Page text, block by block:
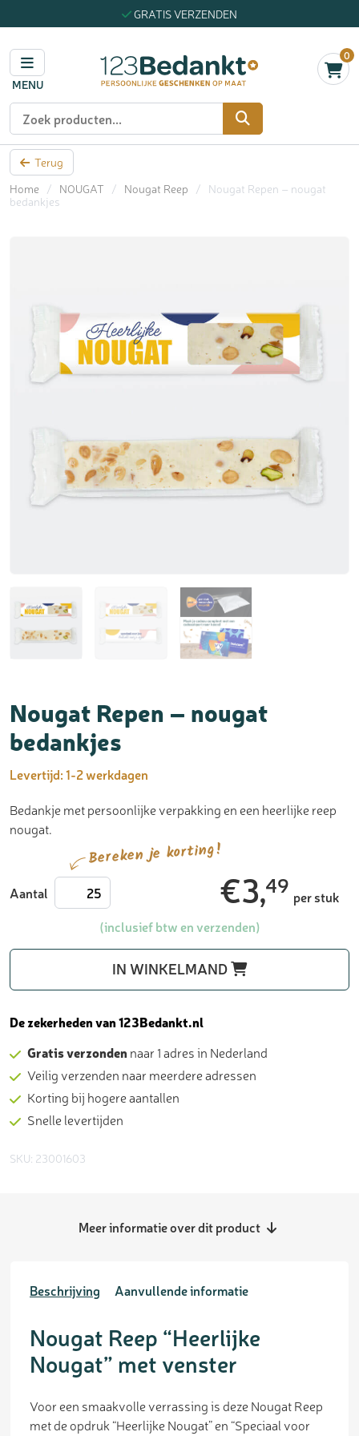
GRATIS VERZENDEN
MENU
0
Zoeken
Terug
Home
/ NOUGAT / Nougat Reep /
Nougat Repen – nougat
bedankjes
Nougat Repen – nougat
bedankjes
Levertijd:1-2 werkdagen
Bedankje met persoonlijke verpakking en een heerlijke reep
nougat.
Bereken je korting!
Aantal Nougat
Repen
€3,49 per stuk
(inclusief btw en verzenden)
IN WINKELMAND
De zekerheden van 123Bedankt.nl
Gratis verzonden naar 1 adres in Nederland
Veilig verzenden naar meerdere adressen
Korting bij hogere aantallen
Snelle levertijden
SKU: 23001603
Meer informatie over dit product
Beschrijving Aanvullende informatie
Nougat Reep “Heerlijke
Nougat” met venster
Voor een smaakvolle verrassing is deze Nougat Reep
met de opdruk “Heerlijke Nougat” en “Speciaal voor